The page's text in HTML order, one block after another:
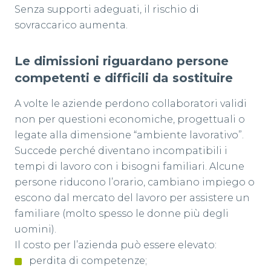
Senza supporti adeguati, il rischio di
sovraccarico aumenta.
Le dimissioni riguardano persone
competenti e difficili da sostituire
A volte le aziende perdono collaboratori validi
non per questioni economiche, progettuali o
legate alla dimensione “ambiente lavorativo”.
Succede perché diventano incompatibili i
tempi di lavoro con i bisogni familiari. Alcune
persone riducono l’orario, cambiano impiego o
escono dal mercato del lavoro per assistere un
familiare (molto spesso le donne più degli
uomini).
Il costo per l’azienda può essere elevato:
perdita di competenze;